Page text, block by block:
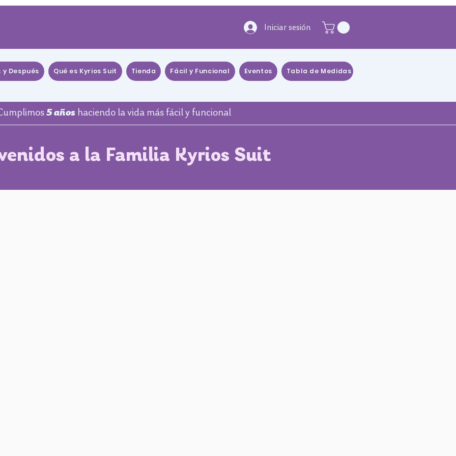
Iniciar sesión
y Después Qué es Kyrios Suit Tienda Fácil y Funcional Eventos Tabla de Medidas
5 añoshaciendo la vida más fácil y funcional
a la Familia Kyrios Suit